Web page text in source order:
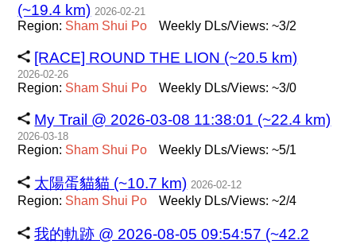
(~19.4 km) 2026-02-21
Region: Sham Shui Po Weekly DLs/Views: ~3/2
[RACE] ROUND THE LION (~20.5 km)
2026-02-26
Region: Sham Shui Po Weekly DLs/Views: ~3/0
My Trail @ 2026-03-08 11:38:01 (~22.4 km)
2026-03-18
Region: Sham Shui Po Weekly DLs/Views: ~5/1
太陽蛋貓貓 (~10.7 km) 2026-02-12
Region: Sham Shui Po Weekly DLs/Views: ~2/4
我的軌跡 @ 2026-08-05 09:54:57 (~42.2